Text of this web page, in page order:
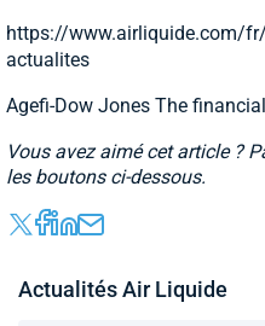
https://www.airliquide.com/
actualites
Agefi-Dow Jones The
Vous avez aimé cet article ?
les boutons ci-dessous.
Actualités Air Liquide